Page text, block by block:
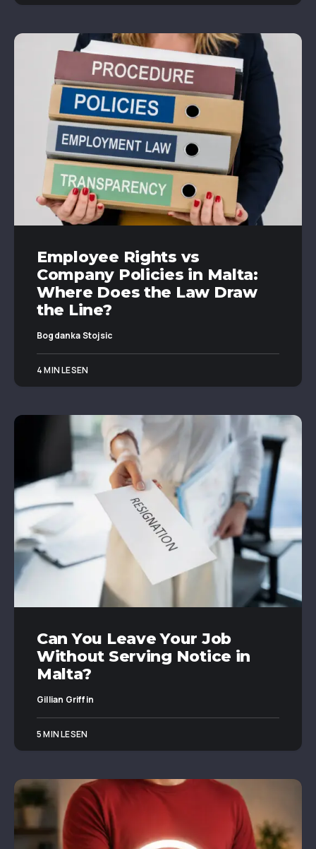
Employee Rights vs
Company Policies in Malta:
Where Does the Law Draw
the Line?
Bogdanka Stojsic
4 MIN LESEN
Can You Leave Your Job
Without Serving Notice in
Malta?
Gillian Griffin
5 MIN LESEN